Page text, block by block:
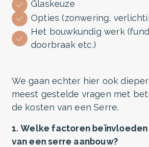
Glaskeuze
Opties (zonwering,
Het bouwkundig werk
doorbraak etc.)
We gaan echter hier ook
meest gestelde vragen met
de kosten van een Serre.
1. Welke factoren
van een serre aanbouw?